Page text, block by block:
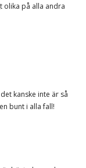
olika på alla andra
kanske inte är så
bunt i alla fall!